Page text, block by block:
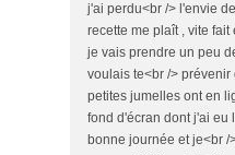
j'ai perdu<br /> l'envie
recette me plaît , vite
je vais prendre un peu
voulais te<br />
petites jumelles ont en
fond d'écran dont j'ai eu
bonne journée et je<br /